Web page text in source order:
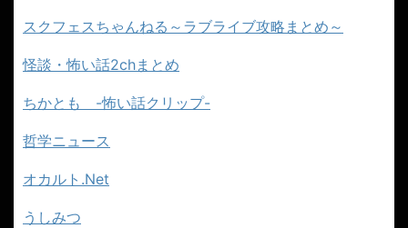
スクフェスちゃんねる～ラブライブ攻略まとめ～
怪談・怖い話2chまとめ
ちかとも -怖い話クリップ-
哲学ニュース
オカルト.Net
うしみつ